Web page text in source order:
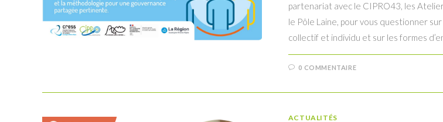
partenariat avec le CIPRO43, les
le Pôle Laine, pour vous questionner
collectif et individu et sur les formes
0 COMMENTAIRE
ACTUALITÉS